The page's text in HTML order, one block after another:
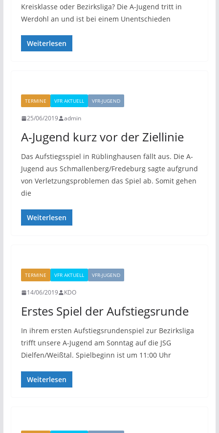
Kreisklasse oder Bezirksliga? Die A-Jugend tritt in
Werdohl an und ist bei einem Unentschieden
Weiterlesen
TERMINE VFR AKTUELL VFR-JUGEND
25/06/2019 admin
A-Jugend kurz vor der Ziellinie
Das Aufstiegsspiel in Rüblinghausen fällt aus. Die A-
Jugend aus Schmallenberg/Fredeburg sagte aufgrund
von Verletzungsproblemen das Spiel ab. Somit gehen
die
Weiterlesen
TERMINE VFR AKTUELL VFR-JUGEND
14/06/2019 KDO
Erstes Spiel der Aufstiegsrunde
In ihrem ersten Aufstiegsrundenspiel zur Bezirksliga
trifft unsere A-Jugend am Sonntag auf die JSG
Dielfen/Weißtal. Spielbeginn ist um 11:00 Uhr
Weiterlesen